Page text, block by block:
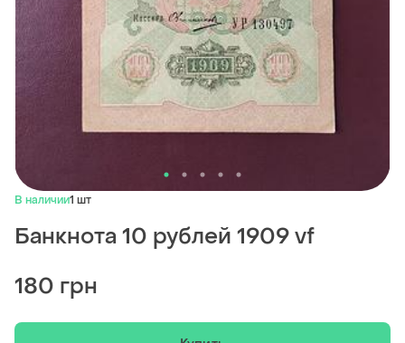
В наличии1 шт
Банкнота 10 рублей 1909 vf
180 грн